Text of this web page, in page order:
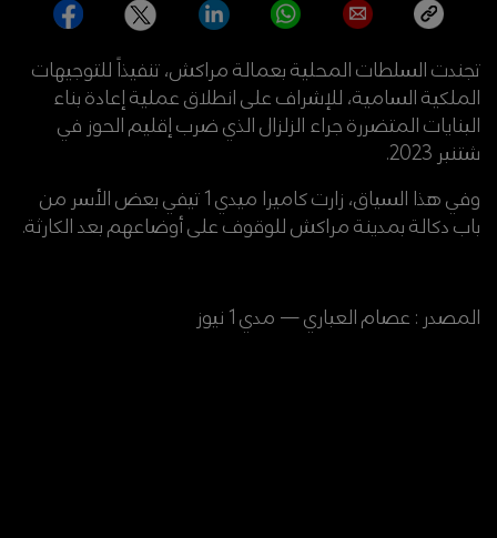
تجندت السلطات المحلية بعمالة مراكش، تنفيذاً للتوجيهات
الملكية السامية، للإشراف على انطلاق عملية إعادة بناء
البنايات المتضررة جراء الزلزال الذي ضرب إقليم الحوز في
شتنبر 2023.
وفي هذا السياق، زارت كاميرا ميدي 1 تيفي بعض الأسر من
باب دكالة بمدينة مراكش للوقوف على أوضاعهم بعد الكارثة.
المصدر : عصام العباري — مدي 1 نيوز